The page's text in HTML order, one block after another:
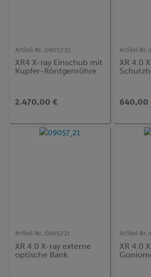
Artikel-Nr.:09057-51
XR4 X-ray Einschub mit
Kupfer-Röntgenröhre
2.470,00 €
Artikel-Nr.:
XR 4.0
640,00
Artikel-Nr.:09057-21
XR 4.0 X-ray externe
optische Bank
Artikel-Nr.:
XR 4.0